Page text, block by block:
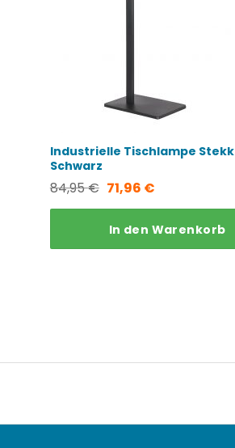
Industrielle Tischlampe Stekk
Schwarz
84,95€ Ursprünglicher
Preis
war:
71,96 €Aktueller
Preis
ist:
In den Warenkorb